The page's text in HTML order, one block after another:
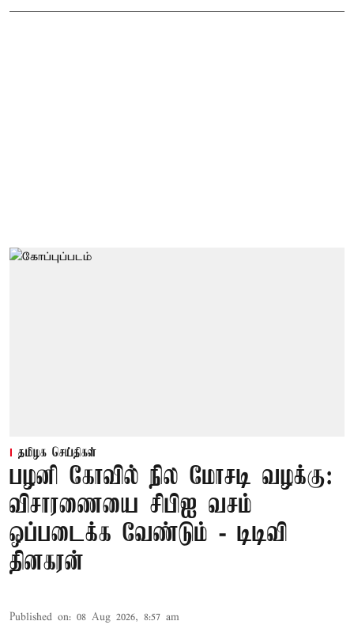
தமிழக செய்திகள்
பழனி கோவில் நில மோசடி வழக்கு:
விசாரணையை சிபிஐ வசம்
ஒப்படைக்க வேண்டும் - டிடிவி
தினகரன்
Published on: 08 Aug 2026, 8:57 am